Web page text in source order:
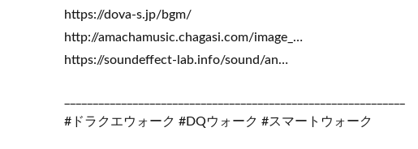
https://dova-s.jp/bgm/
http://amachamusic.chagasi.com/image_…
https://soundeffect-lab.info/sound/an…
#ドラクエウォーク #DQウォーク #スマートウォーク